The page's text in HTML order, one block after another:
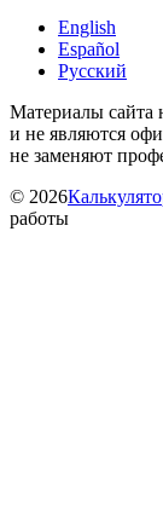
English
Español
Русский
Материалы сайта
и не являются
не заменяют
© 2026
работы